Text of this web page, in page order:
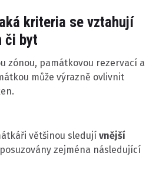
kriteria se vztahují
či byt
zónou, památkovou rezervací a
může výrazně ovlivnit
většinou sledují vnější
zejména následující